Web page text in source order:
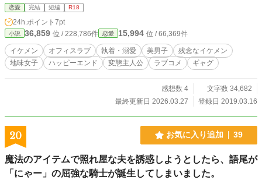
恋愛 完結 短編 R18
24h.ポイント 7pt
小説 36,859 位 / 228,786件 恋愛 15,994 位 / 66,369件
イケメン オフィスラブ 執着・溺愛 美男子
残念なイケメン
地味女子
ハッピーエンド 変態主人公 ラブコメ ギャグ
感想数 4
文字数 34,682
最終更新日 2026.03.27
登録日 2019.03.16
20 お気に入り追加 39
魔法のアイテムで照れ屋な夫を誘惑しようとしたら、語尾が
「にゃー」の屈強な騎士が誕生してしまいました。